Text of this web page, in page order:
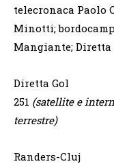
telecronaca Paolo
Minotti;
Mangiante;
Diretta
251 (satellite e
terrestre)
Randers-